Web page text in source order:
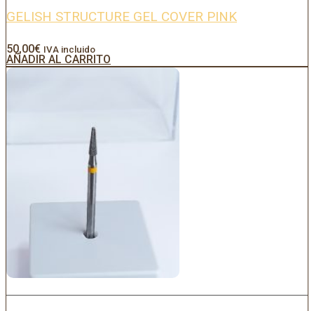
GELISH STRUCTURE GEL COVER PINK
50,00€ IVA incluido
AÑADIR AL CARRITO